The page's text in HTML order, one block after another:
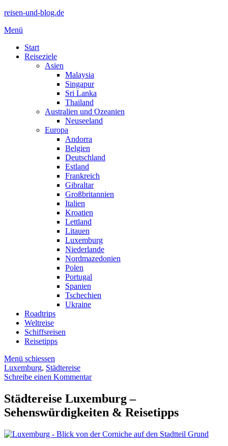
reisen-und-blog.de
Menü
Start
Reiseziele
Asien
Malaysia
Singapur
Sri Lanka
Thailand
Australien und Ozeanien
Neuseeland
Europa
Andorra
Belgien
Deutschland
Estland
Frankreich
Gibraltar
Großbritannien
Italien
Kroatien
Lettland
Litauen
Luxemburg
Niederlande
Nordmazedonien
Polen
Portugal
Spanien
Tschechien
Ukraine
Roadtrips
Weltreise
Schiffsreisen
Reisetipps
Menü schiessen
Luxemburg, Städtereise
Schreibe einen Kommentar
Städtereise Luxemburg –
Sehenswürdigkeiten & Reisetipps